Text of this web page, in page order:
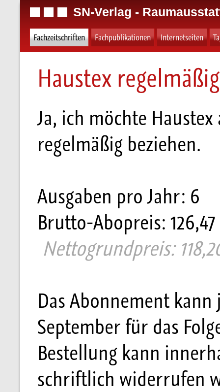
SN-Verlag -
Fachzeitschriften Fachpublikationen Internetseiten
Haustex
Ja, ich möchte
regelmäßig beziehen.
Ausgaben pro Jahr: 6
Brutto-Abopreis:
Nettogrundpreis:
Das Abonnement
September für das
Bestellung kann
schriftlich widerrufen